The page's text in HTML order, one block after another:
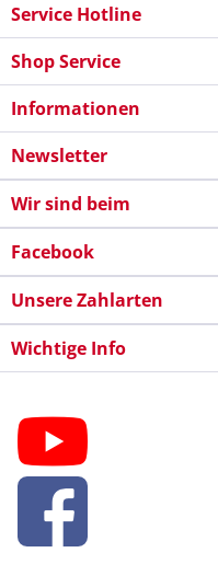
Service Hotline
Shop Service
Informationen
Newsletter
Wir sind beim
Facebook
Unsere Zahlarten
Wichtige Info